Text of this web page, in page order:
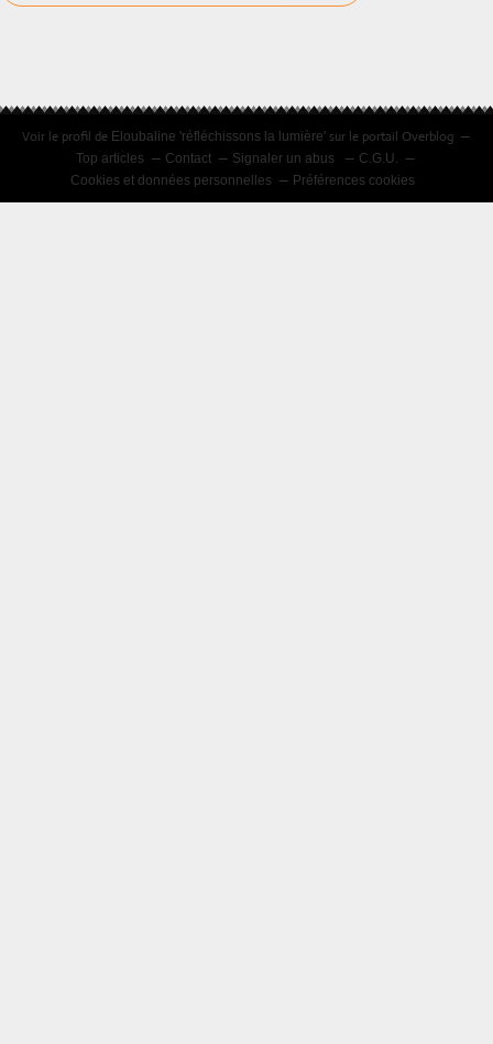
Voir le profil de Eloubaline 'réfléchissons la lumière' sur le portail Overblog
Top articles Contact Signaler un abus
C.G.U.
Cookies et données personnelles
Préférences cookies